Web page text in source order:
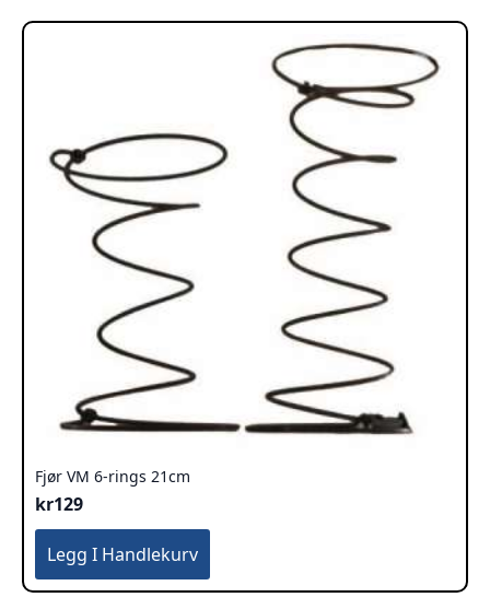
Fjør VM 6-rings 21cm
kr129
Legg I Handlekurv